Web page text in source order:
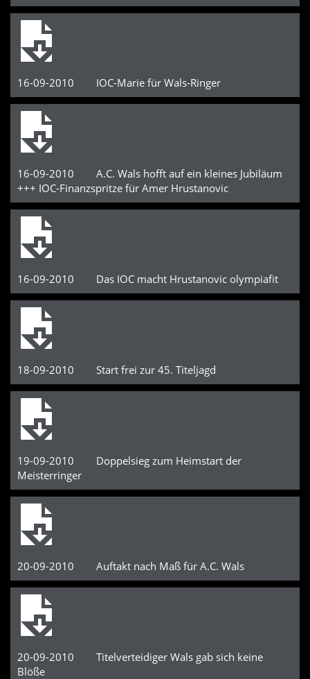
16-09-2010 IOC-Marie für Wals-Ringer
16-09-2010 A.C. Wals hofft auf ein kleines Jubiläum
+++ IOC-Finanzspritze für Amer Hrustanovic
16-09-2010 Das IOC macht Hrustanovic olympiafit
18-09-2010 Start frei zur 45. Titeljagd
19-09-2010 Doppelsieg zum Heimstart der
Meisterringer
20-09-2010 Auftakt nach Maß für A.C. Wals
20-09-2010 Titelverteidiger Wals gab sich keine
Blöße